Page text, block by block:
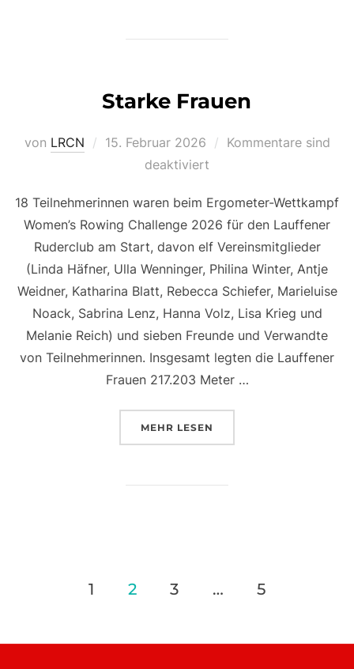
Starke Frauen
von LRCN
Veröffentlicht
15. Februar 2026
Kommentare sind
deaktiviert
18 Teilnehmerinnen waren beim Ergometer-Wettkampf
Women’s Rowing Challenge 2026 für den Lauffener
Ruderclub am Start, davon elf Vereinsmitglieder
(Linda Häfner, Ulla Wenninger, Philina Winter, Antje
Weidner, Katharina Blatt, Rebecca Schiefer, Marieluise
Noack, Sabrina Lenz, Hanna Volz, Lisa Krieg und
Melanie Reich) und sieben Freunde und Verwandte
von Teilnehmerinnen. Insgesamt legten die Lauffener
Frauen 217.203 Meter …
MEHR ÜBER „STARKE FRAUEN“
LESEN
Seitennummerierung
1 2 3 … 5